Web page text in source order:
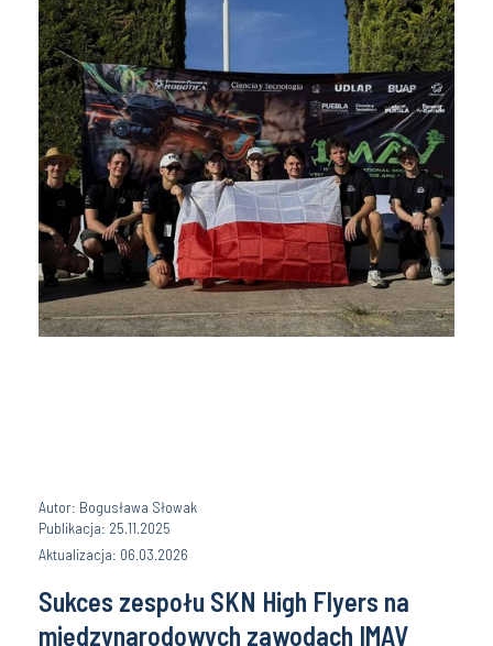
Autor: Bogusława Słowak
Publikacja: 25.11.2025
Aktualizacja: 06.03.2026
Sukces zespołu SKN High Flyers na
międzynarodowych zawodach IMAV